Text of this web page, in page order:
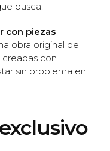
busca.
con piezas
obra original de
creadas con
sin problema en